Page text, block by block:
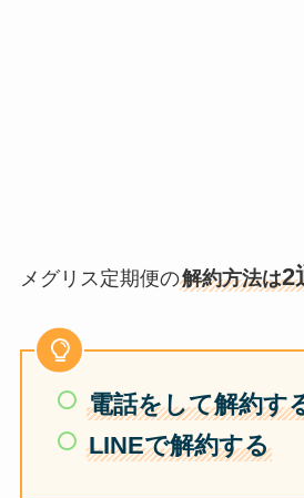
メグリス定期便の解約方法は2
電話をして解約す
LINEで解約する